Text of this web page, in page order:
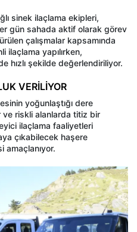
sinek ilaçlama ekipleri,
gün sahada aktif olarak görev
çalışmalar kapsamında
ilaçlama yapılırken,
hızlı şekilde değerlendiriliyor.
VERİLİYOR
yoğunlaştığı dere
ve riskli alanlarda titiz bir
ilaçlama faaliyetleri
çıkabilecek haşere
amaçlanıyor.